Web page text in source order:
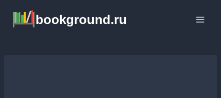
содержимому
bookground.ru